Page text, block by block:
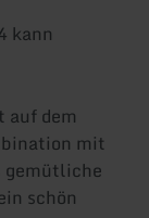
kann
auf dem
mit
gemütliche
schön